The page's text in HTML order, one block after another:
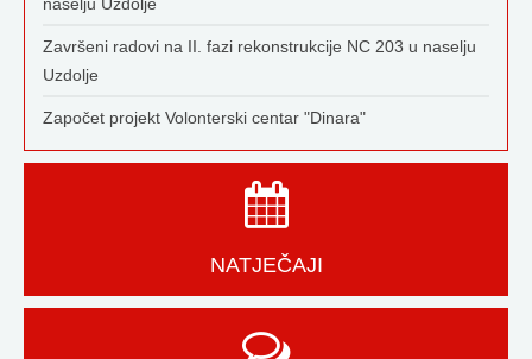
Završeni radovi na II. fazi rekonstrukcije NC 203 u naselju
Uzdolje
Započet projekt Volonterski centar "Dinara"
NATJEČAJI